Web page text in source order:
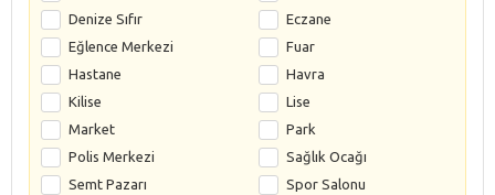
Denize Sıfır
Eczane
Eğlence Merkezi
Fuar
Hastane
Havra
Kilise
Lise
Market
Park
Polis Merkezi
Sağlık Ocağı
Semt Pazarı
Spor Salonu